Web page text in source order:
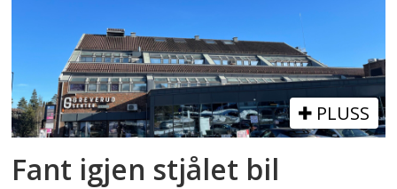
PLUSS
Fant igjen stjålet bil